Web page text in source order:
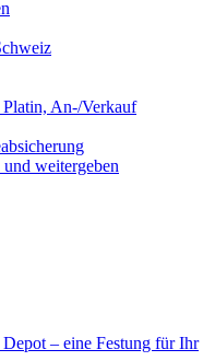
An-/Verkauf
weitergeben
– eine Festung für Ihr